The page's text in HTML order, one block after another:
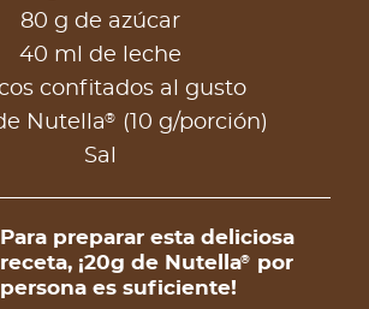
80 g de azúcar
40 ml de leche
confitados al gusto
Nutella®
(10 g/porción)
Sal
Para preparar esta deliciosa
receta, ¡20g de Nutella®
por
persona es suficiente!